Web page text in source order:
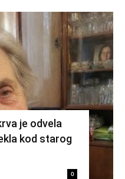
je odvela
kod starog
0